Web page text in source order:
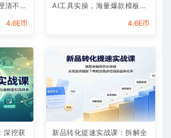
清不靠
4.6E币
AI工具实操，海量爆款模板搭
4.6E币
深挖获
新品转化提速实战课：拆解全